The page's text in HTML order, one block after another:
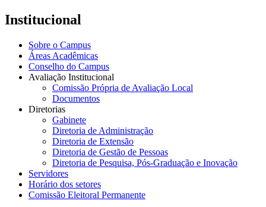
Institucional
Sobre o Campus
Áreas Acadêmicas
Conselho do Campus
Avaliação Institucional
Comissão Própria de Avaliação Local
Documentos
Diretorias
Gabinete
Diretoria de Administração
Diretoria de Extensão
Diretoria de Gestão de Pessoas
Diretoria de Pesquisa, Pós-Graduação e Inovação
Servidores
Horário dos setores
Comissão Eleitoral Permanente